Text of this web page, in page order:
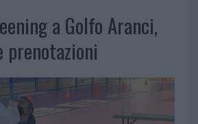
a Golfo Aranci,